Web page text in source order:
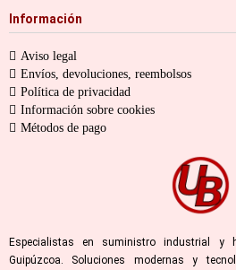
Información
Aviso legal
Envíos, devoluciones, reembolsos
Política de privacidad
Información sobre cookies
Métodos de pago
Especialistas en suministro industrial y
Guipúzcoa. Soluciones modernas y